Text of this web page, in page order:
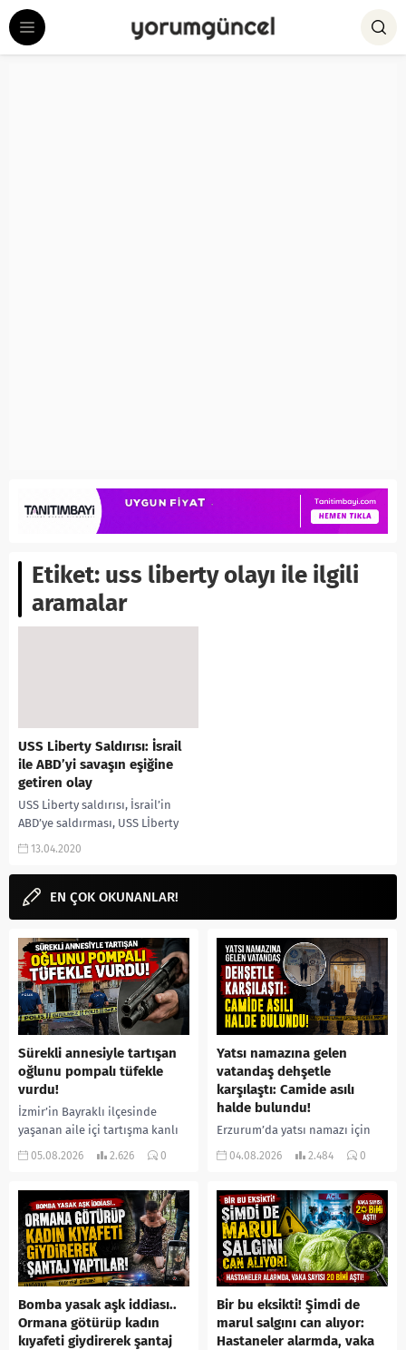
Etiket: uss liberty olayı ile ilgili
aramalar
USS Liberty Saldırısı: İsrail
ile ABD’yi savaşın eşiğine
getiren olay
USS Liberty saldırısı, İsrail’in
ABD’ye saldırması, USS Lİberty
baskını, Altıgün savaşları, İsrail’in
aramalarınıza
yorumguncel.com’dan yanıt
13.04.2020
EN ÇOK OKUNANLAR!
Sürekli annesiyle tartışan
oğlunu pompalı tüfekle
vurdu!
İzmir’in Bayraklı ilçesinde
yaşanan aile içi tartışma kanlı
bitti. İddiaya göre, uzun süredir
05.08.2026 2.626 0
Yatsı namazına gelen
vatandaş dehşetle
karşılaştı: Camide asılı
halde bulundu!
Erzurum’da yatsı namazı için
camiye gelen bir vatandaş,
yerine sevk edilen...
04.08.2026 2.484 0
Bomba yasak aşk iddiası..
Ormana götürüp kadın
kıyafeti giydirerek şantaj
Bir bu eksikti! Şimdi de
marul salgını can alıyor:
Hastaneler alarmda, vaka